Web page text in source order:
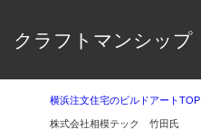
クラフトマンシップ
横浜注文住宅のビルドアートTOP
株式会社相模テック 竹田氏